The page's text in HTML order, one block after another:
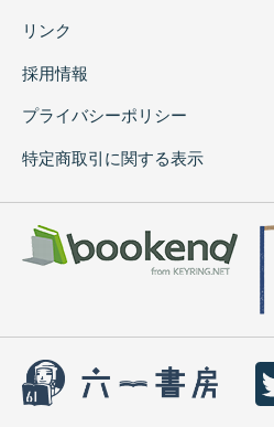
リンク
採用情報
プライバシーポリシー
特定商取引に関する表示